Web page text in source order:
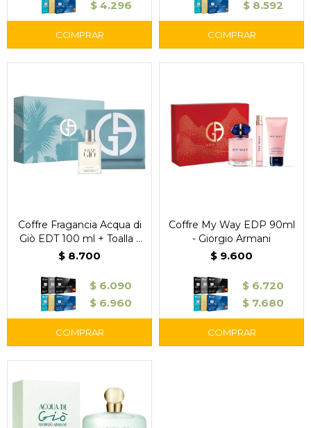
$ 4.296
$ 8.592
Coffre Fragancia Acqua di
Giò EDT 100 ml + Toalla -
Giorgio Armani
$ 8.700
$ 6.090
$ 6.960
Coffre My Way EDP 90ml
- Giorgio Armani
$ 9.600
$ 6.720
$ 7.680